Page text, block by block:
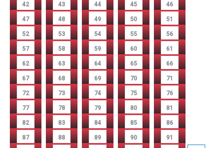
42 43 44 45 46
47 48 49 50 51
52 53 54 55 56
57 58 59 60 61
62 63 64 65 66
67 68 69 70 71
72 73 74 75 76
77 78 79 80 81
82 83 84 85 86
87 88 89 90 91